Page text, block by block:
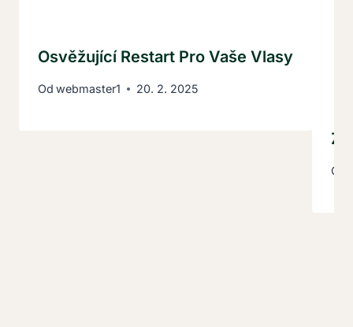
Osvěžující Restart Pro Vaše Vlasy
Od webmaster1 20. 2. 2025
Od